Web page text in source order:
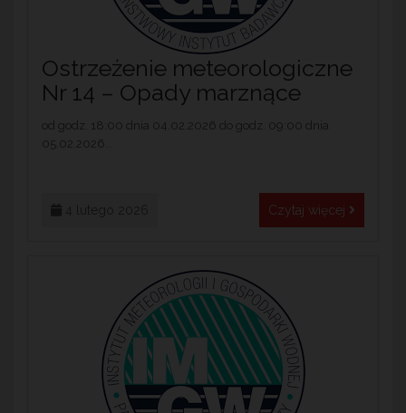
Ostrzeżenie meteorologiczne
Nr 14 – Opady marznące
od godz. 18:00 dnia 04.02.2026 do godz. 09:00 dnia
05.02.2026...
Czytaj więcej